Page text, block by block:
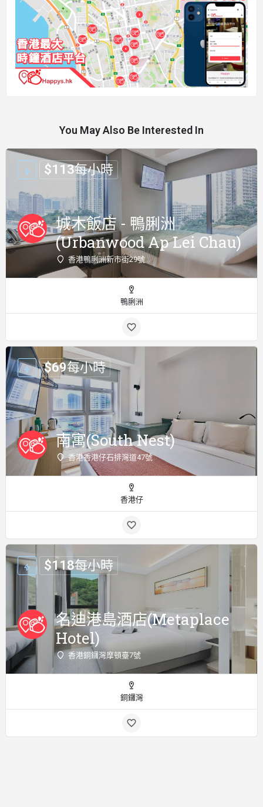
You May Also Be Interested In
城木飯店 - 鴨脷洲
(Urbanwood Ap Lei Chau)
香港鴨脷洲新市街29號
$113每小時
鴨脷洲
南寓(South Nest)
香港香港仔石排灣道47號
$69每小時
香港仔
名迪港島酒店(Metaplace
Hotel)
香港銅鑼灣摩頓臺7號
$118每小時
銅鑼灣